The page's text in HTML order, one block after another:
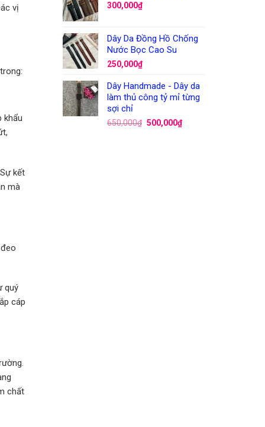
vị
khẩu
kết
mà
quý
cáp
chất
300,000₫
Dây Da Đồng Hồ Chống
Nước Bọc Cao Su
250,000₫
Dây Handmade - Dây da
làm thủ công tỷ mỉ từng
sợi chỉ
650,000₫ 500,000₫